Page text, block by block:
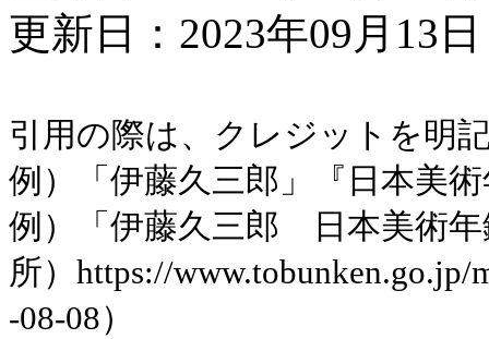
更新日：2023年09月13
引用の際は、クレジットを明
例）「伊藤久三郎」『日本美
例）「伊藤久三郎 日本美術年
所）https://
-08-08）